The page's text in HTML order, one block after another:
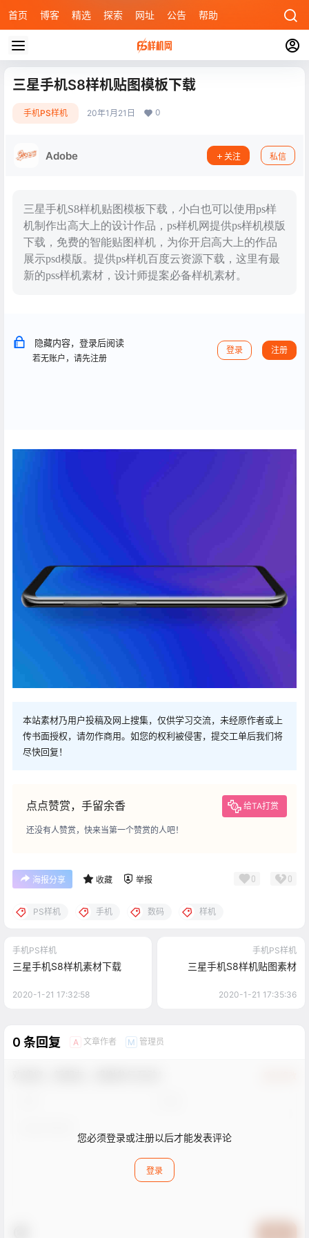
首页 博客 精选 探索 网址 公告 帮助
三星手机S8样机贴图模板下载
手机PS样机 20年1月21日 0
Adobe 关注 私信
三星手机S8样机贴图模板下载，小白也可以使用ps样
机制作出高大上的设计作品，ps样机网提供ps样机模版
下载，免费的智能贴图样机，为你开启高大上的作品
展示psd模版。提供ps样机百度云资源下载，这里有最
新的pss样机素材，设计师提案必备样机素材。
隐藏内容，登录后阅读
若无账户，请先注册
登录 注册
本站素材乃用户投稿及网上搜集，仅供学习交流，未经原作者或上
传书面授权，请勿作商用。如您的权利被侵害，提交工单后我们将
尽快回复！
点点赞赏，手留余香 给TA打赏
还没有人赞赏，快来当第一个赞赏的人吧！
海报分享 收藏 举报 0 0
PS样机 手机 数码 样机
手机PS样机
三星手机S8样机素材下载
2020-1-21 17:32:58
手机PS样机
三星手机S8样机贴图素材
2020-1-21 17:35:36
0 条回复 A 文章作者 M 管理员
您必须登录或注册以后才能发表评论
登录